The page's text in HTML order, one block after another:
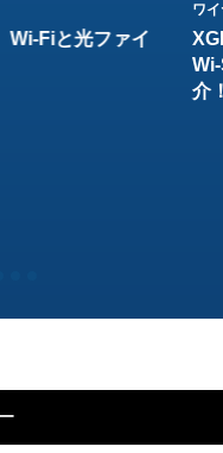
Fiと光ファイ
ワ
介